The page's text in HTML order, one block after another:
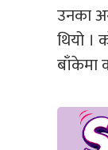
उनका
थियो ।
बाँकेमा